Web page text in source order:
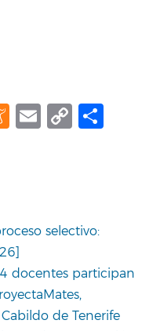
Meneame
Email
Copy
selectivo:
docentes participan
de Tenerife